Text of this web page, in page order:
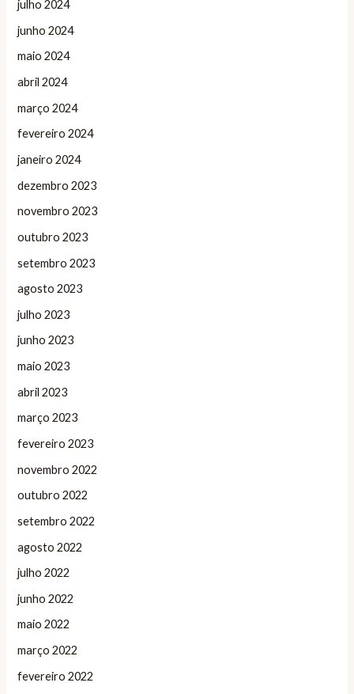
julho 2024
junho 2024
maio 2024
abril 2024
março 2024
fevereiro 2024
janeiro 2024
dezembro 2023
novembro 2023
outubro 2023
setembro 2023
agosto 2023
julho 2023
junho 2023
maio 2023
abril 2023
março 2023
fevereiro 2023
novembro 2022
outubro 2022
setembro 2022
agosto 2022
julho 2022
junho 2022
maio 2022
março 2022
fevereiro 2022